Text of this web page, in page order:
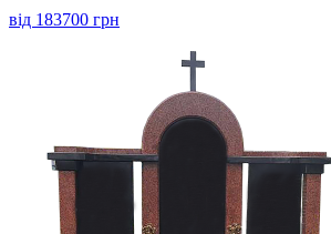
від 183700 грн